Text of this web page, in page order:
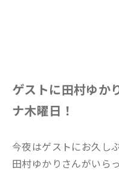
ゲストに田村ゆ
ナ木曜日！
今夜はゲストにお久し
田村ゆかりさんがいら